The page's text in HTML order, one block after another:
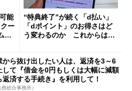
能
ー
セ
“特典終了”が続く「d払い」
「dポイント」のお得さはど
う変わるのか これからは
から抜け出したい人は、返済を3～6
して『借金を0円もしくは大幅に減額
返済する手続き』を利用して！
総合事務所）